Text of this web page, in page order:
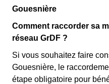
Gouesnière
Comment raccorder sa
réseau GrDF ?
Si vous souhaitez faire
Gouesnière, le
étape obligatoire pour